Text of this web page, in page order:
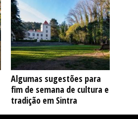
Algumas sugestões para
fim de semana de cultura e
tradição em Sintra